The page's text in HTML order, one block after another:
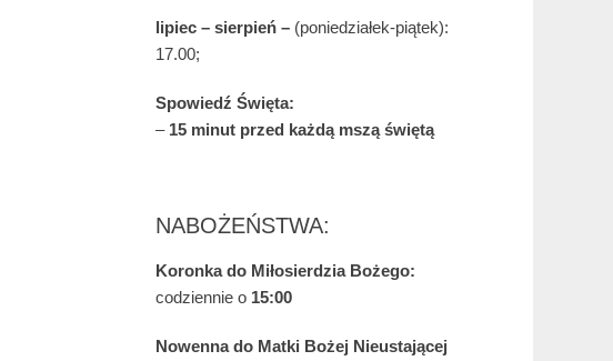
lipiec – sierpień – (poniedziałek-piątek):
17.00;
Spowiedź Święta:
– 15 minut przed każdą mszą świętą
NABOŻEŃSTWA:
Koronka do Miłosierdzia Bożego:
codziennie o 15:00
Nowenna do Matki Bożej Nieustającej